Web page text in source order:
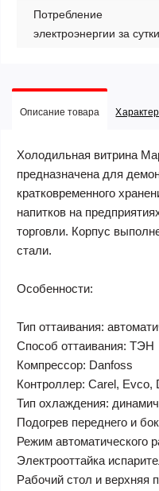
Потребление
электроэнергии за сутки
Описание товара
Холодильная витрина
предназначена для
кратковременного
напитков на
торговли. Корпус
стали.
​Особенности:
Тип оттаивания:
Способ оттаивания: ТЭН
Компрессор: Danfoss
Контроллер: Carel, Evco,
Тип охлаждения:
Подогрев переднего и
Режим автоматического
Электрооттайка
Рабочий стол и верхняя